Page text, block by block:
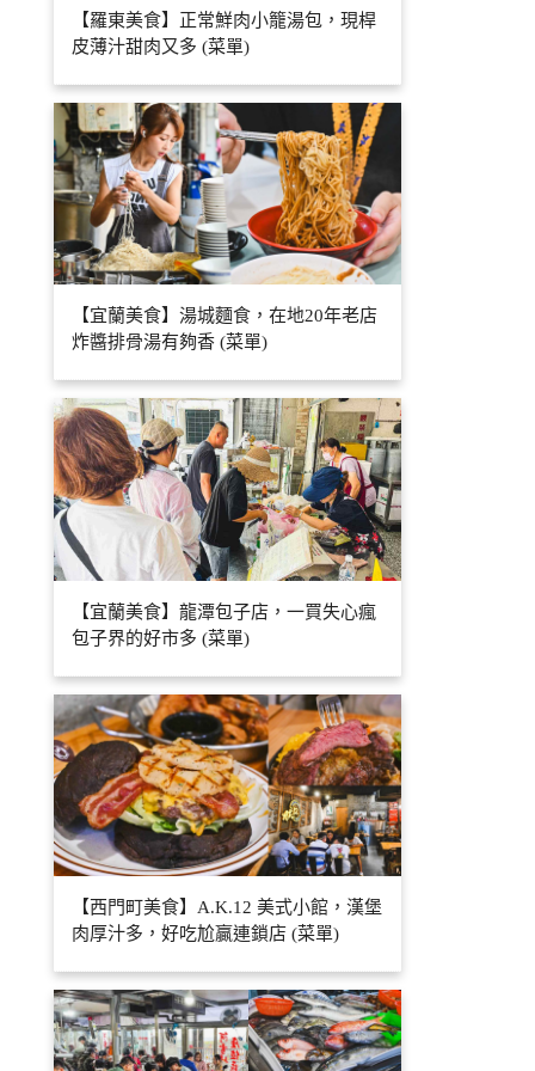
【羅東美食】正常鮮肉小籠湯包，現桿
皮薄汁甜肉又多 (菜單)
【宜蘭美食】湯城麵食，在地20年老店
炸醬排骨湯有夠香 (菜單)
【宜蘭美食】龍潭包子店，一買失心瘋
包子界的好市多 (菜單)
【西門町美食】A.K.12 美式小館，漢堡
肉厚汁多，好吃尬贏連鎖店 (菜單)